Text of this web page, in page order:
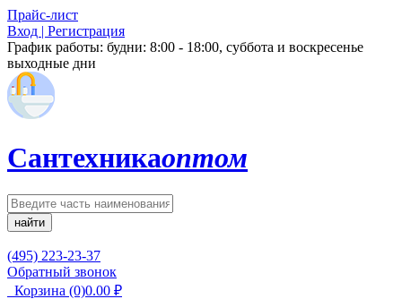
Прайс-лист
Вход | Регистрация
График работы: будни: 8:00 - 18:00, суббота и воскресенье
выходные дни
Сантехникаоптом
найти
(495) 223-23-37
Обратный звонок
Корзина (0)0.00 ₽